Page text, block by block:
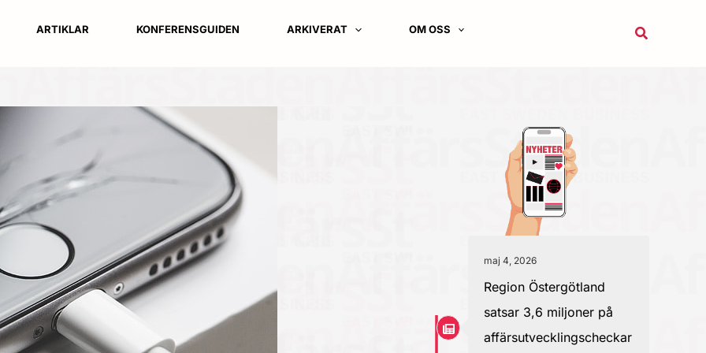
ARTIKLAR KONFERENSGUIDEN ARKIVERAT OM OSS Sök
maj 4, 2026
Region Östergötland
satsar 3,6 miljoner på
affärsutvecklingscheckar